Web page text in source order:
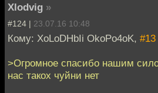
Xlodvig »
#124 | 23.07.16 10:48
Кому: XoLoDHbIi OkoPo4oK, #13
>Огромное спасибо нашим
нас такох чуйни нет